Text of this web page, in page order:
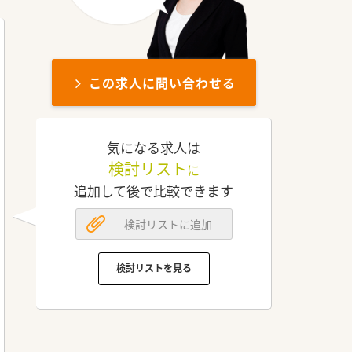
この求人に問い合わせる
気になる求人は
検討リスト に
追加して後で比較できます
検討リストに追加
検討リストを見る